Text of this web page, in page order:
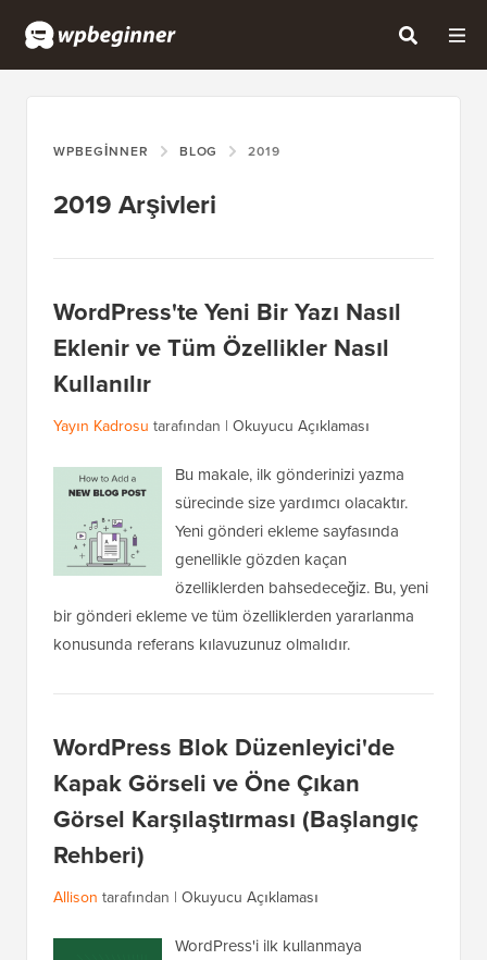
WPBEGINNER BLOG 2019
2019 Arşivleri
WordPress'te Yeni Bir Yazı Nasıl
Eklenir ve Tüm Özellikler Nasıl
Kullanılır
Yayın Kadrosu tarafından | Okuyucu Açıklaması
Bu makale, ilk gönderinizi yazma
sürecinde size yardımcı olacaktır.
Yeni gönderi ekleme sayfasında
genellikle gözden kaçan
özelliklerden bahsedeceğiz. Bu, yeni
bir gönderi ekleme ve tüm özelliklerden yararlanma
konusunda referans kılavuzunuz olmalıdır.
WordPress Blok Düzenleyici'de
Kapak Görseli ve Öne Çıkan
Görsel Karşılaştırması (Başlangıç
Rehberi)
Allison tarafından | Okuyucu Açıklaması
WordPress'i ilk kullanmaya